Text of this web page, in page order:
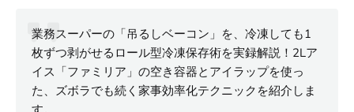
業務スーパーの「吊るしベーコン」を、冷凍しても1
枚ずつ剥がせるロール型冷凍保存術を実録解説！2Lア
イス「ファミリア」の空き容器とアイラップを使っ
た、ズボラでも続く家事効率化テクニックを紹介しま